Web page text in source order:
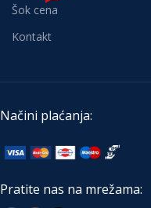
Šok cena
Kontakt
Načini plaćanja:
Pratite nas na mrežama: